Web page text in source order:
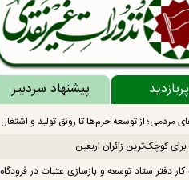
پربازدید پیشنهاد سردبیر
مردمی؛ از توسعه حرم‌ها تا رونق تولید و اشتغال
کوچک‌ترین زائران اربعین
کار دفتر ستاد توسعه و بازسازی عتبات در فرودگاه